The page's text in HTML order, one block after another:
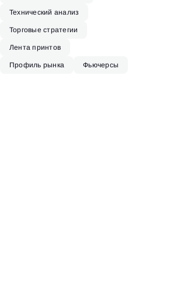
Технический анализ
Торговые стратегии
Лента принтов
Профиль рынка Фьючерсы